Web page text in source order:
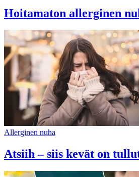
Hoitamaton allerginen
Allerginen nuha
Atsiih – siis kevät on